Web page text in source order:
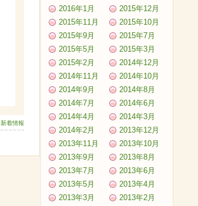
新着情報
2016年1月
2015年12月
2015年11月
2015年10月
2015年9月
2015年7月
2015年5月
2015年3月
2015年2月
2014年12月
2014年11月
2014年10月
2014年9月
2014年8月
2014年7月
2014年6月
2014年4月
2014年3月
2014年2月
2013年12月
2013年11月
2013年10月
2013年9月
2013年8月
2013年7月
2013年6月
2013年5月
2013年4月
2013年3月
2013年2月